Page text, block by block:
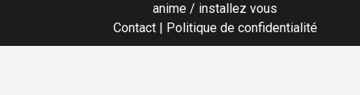
anime / installez vous
Contact| Politique de confidentialité